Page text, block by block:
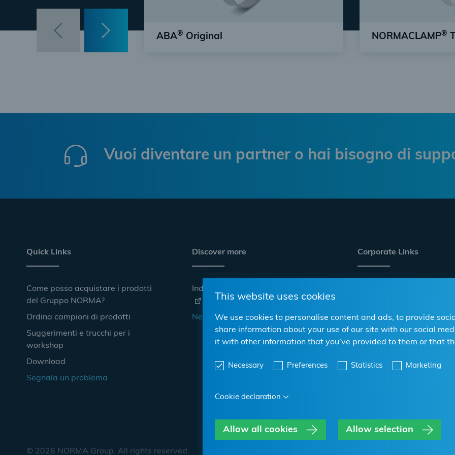
This website uses cookies
We use cookies to personalise content and ads, to provide
share information about your use of our site with our social
it with other information that you’ve provided to them or that
Necessary Preferences Statistics Marketing
Cookie declaration
Allow all cookies Allow selection
ABA® Original NORMACLAMP®
Vuoi diventare un partner o hai bisogno di
Quick Links
Come posso acquistare i prodotti
del Gruppo NORMA?
Ordina campioni di prodotti
Suggerimenti e trucchi per i
workshop
Download
Segnala un problema
Discover more
Industrie e commercio all'ingrosso
Negozio online
Corporate Links
Sito web aziendale
Relazioni con gli investitori
© 2026 NORMA Group. All rights reserved.